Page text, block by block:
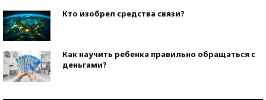
Кто изобрел средства связи?
Как научить ребенка правильно обращаться с
деньгами?